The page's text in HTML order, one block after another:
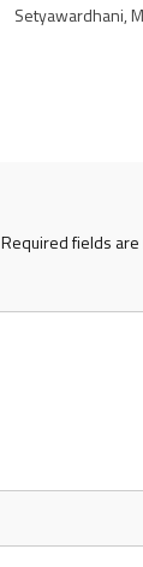
Setyawardhani,
Required fields